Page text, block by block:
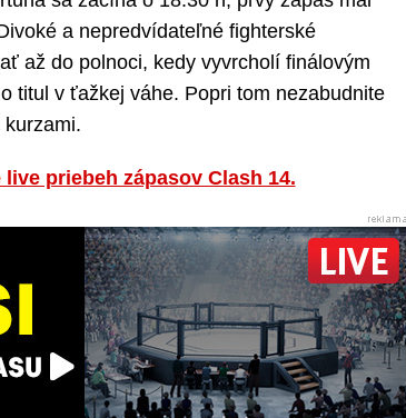
a nepredvídateľné fighterské
až do polnoci, kedy vyvrcholí finálovým
titul v ťažkej váhe. Popri tom nezabudnite
priebeh zápasov Clash 14.